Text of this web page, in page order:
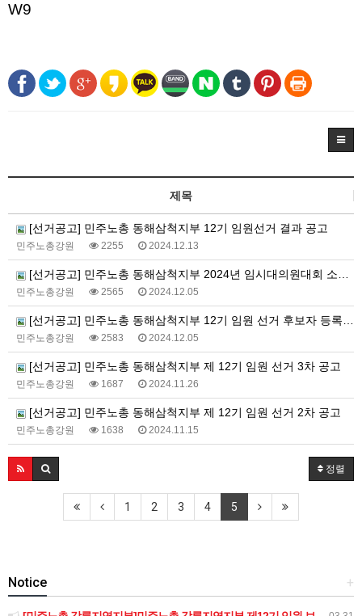
W9
제목
[선거공고] 민주노총 동해삼척지부 12기 임원선거 결과 공고
민주노총강원 2255 2024.12.13
[선거공고] 민주노총 동해삼척지부 2024년 임시대의원대회 소집 공고
민주노총강원 2565 2024.12.05
[선거공고] 민주노총 동해삼척지부 12기 임원 선거 후보자 등록 확정 공고
민주노총강원 2583 2024.12.05
[선거공고] 민주노총 동해삼척지부 제 12기 임원 선거 3차 공고
민주노총강원 1687 2024.11.26
[선거공고] 민주노총 동해삼척지부 제 12기 임원 선거 2차 공고
민주노총강원 1638 2024.11.15
정렬
1 2 3 4 5
+
Notice